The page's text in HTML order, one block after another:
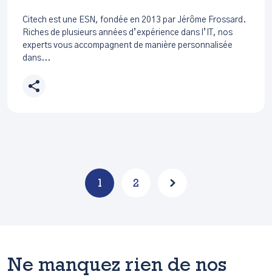
Citech est une ESN, fondée en 2013 par Jérôme Frossard.
Riches de plusieurs années d’expérience dans l’IT, nos
experts vous accompagnent de manière personnalisée
dans...
1 2
Ne manquez rien de nos